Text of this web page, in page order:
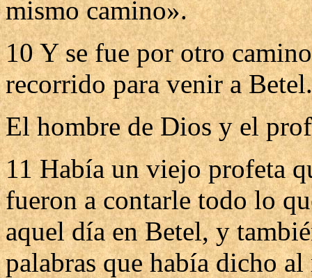
mismo camino».
10 Y se fue por otro
recorrido para venir a Betel.
El hombre de Dios y el
11 Había un viejo profeta
fueron a contarle todo lo
aquel día en Betel, y
palabras que había dicho al